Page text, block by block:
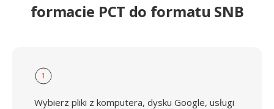
formacie PCT do formatu SNB
1
Wybierz pliki z komputera, dysku Google, usługi